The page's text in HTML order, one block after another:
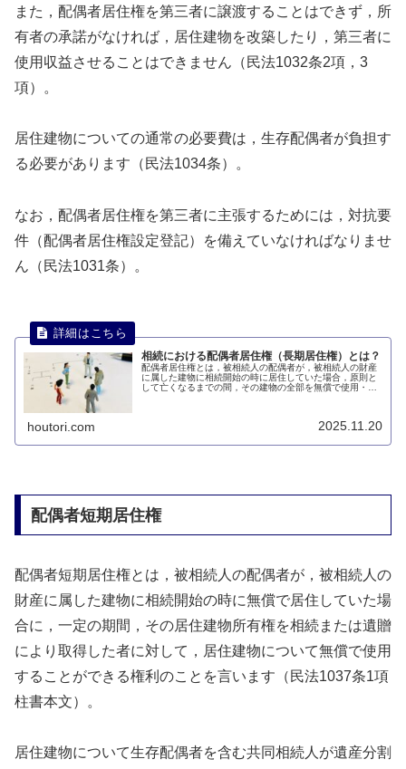
また，配偶者居住権を第三者に譲渡することはできず，所
有者の承諾がなければ，居住建物を改築したり，第三者に
使用収益させることはできません（民法1032条2項，3
項）。
居住建物についての通常の必要費は，生存配偶者が負担す
る必要があります（民法1034条）。
なお，配偶者居住権を第三者に主張するためには，対抗要
件（配偶者居住権設定登記）を備えていなければなりませ
ん（民法1031条）。
相続における配偶者居住権（長期居住権）とは？
配偶者居住権とは，被相続人の配偶者が，被相続人の財産
に属した建物に相続開始の時に居住していた場合，原則と
して亡くなるまでの間，その建物の全部を無償で使用・収
houtori.com 2025.11.20
配偶者短期居住権
配偶者短期居住権とは，被相続人の配偶者が，被相続人の
財産に属した建物に相続開始の時に無償で居住していた場
合に，一定の期間，その居住建物所有権を相続または遺贈
により取得した者に対して，居住建物について無償で使用
することができる権利のことを言います（民法1037条1項
柱書本文）。
居住建物について生存配偶者を含む共同相続人が遺産分割